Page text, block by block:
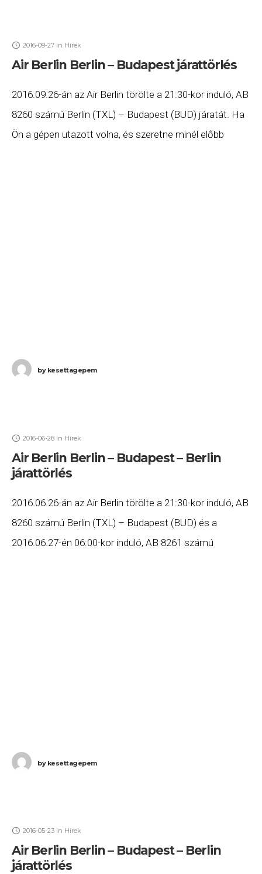
2016-09-27 in Hírek
Air Berlin Berlin – Budapest járattörlés
2016.09.26-án az Air Berlin törölte a 21:30-kor induló, AB
8260 számú Berlin (TXL) – Budapest (BUD) járatát. Ha
Ön a gépen utazott volna, és szeretne minél előbb
bykesettagepem
2016-06-28 in Hírek
Air Berlin Berlin – Budapest – Berlin
járattörlés
2016.06.26-án az Air Berlin törölte a 21:30-kor induló, AB
8260 számú Berlin (TXL) – Budapest (BUD) és a
2016.06.27-én 06:00-kor induló, AB 8261 számú
bykesettagepem
2016-05-23 in Hírek
Air Berlin Berlin – Budapest – Berlin
járattörlés